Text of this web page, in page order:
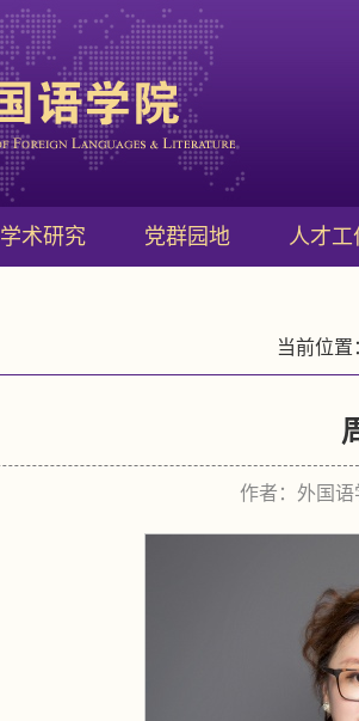
学术研究 党群园地 人才工
当前位置
作者：外国